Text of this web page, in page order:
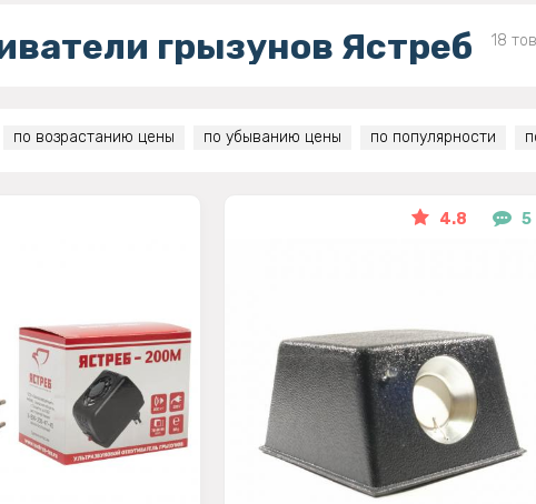
грызунов Ястреб 18
по возрастанию цены по убыванию цены по популярности
4.8 5